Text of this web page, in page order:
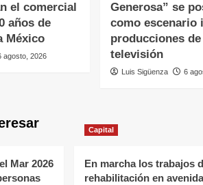
el comercial
años de
México
agosto, 2026
Generosa” se
como escenario
producciones
televisión
Luis Sigüenza 6
Mar 2026
Capital
En marcha los trabajos
rehabilitación en